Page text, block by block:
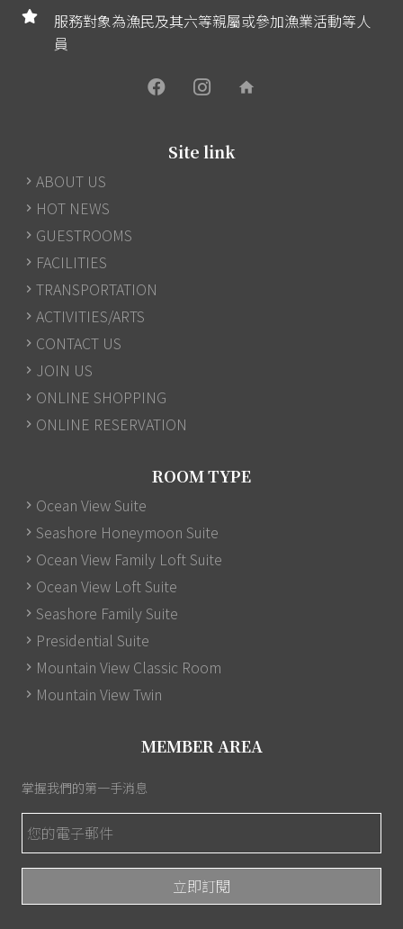
服務對象為漁民及其六等親屬或參加漁業活動等人
員
home
Site link
ABOUT US
HOT NEWS
GUESTROOMS
FACILITIES
TRANSPORTATION
ACTIVITIES/ARTS
CONTACT US
JOIN US
ONLINE SHOPPING
ONLINE RESERVATION
ROOM TYPE
Ocean View Suite
Seashore Honeymoon Suite
Ocean View Family Loft Suite
Ocean View Loft Suite
Seashore Family Suite
Presidential Suite
Mountain View Classic Room
Mountain View Twin
MEMBER AREA
掌握我們的第一手消息